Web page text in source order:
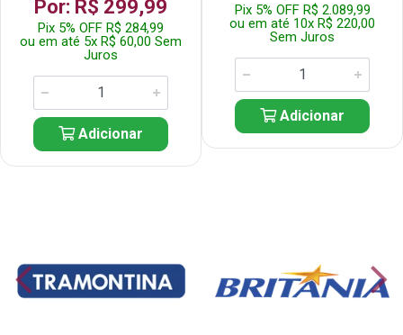
Por: R$ 299,99
Pix 5% OFF R$ 284,99
ou em até 5x R$ 60,00 Sem
Juros
Adicionar
Pix 5% OFF R$ 2.089,99
ou em até 10x R$ 220,00
Sem Juros
Adicionar